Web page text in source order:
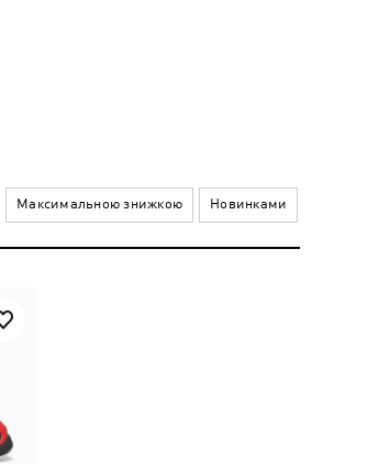
Максимальною знижкою Новинками